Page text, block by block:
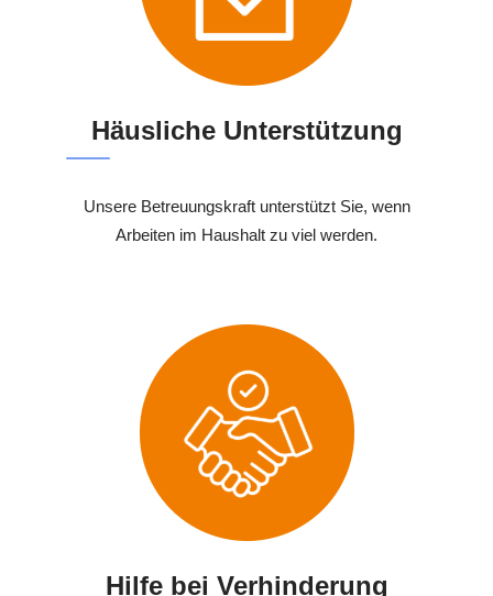
Häusliche Unterstützung
Unsere Betreuungskraft unterstützt Sie, wenn
Arbeiten im Haushalt zu viel werden.
Hilfe bei Verhinderung